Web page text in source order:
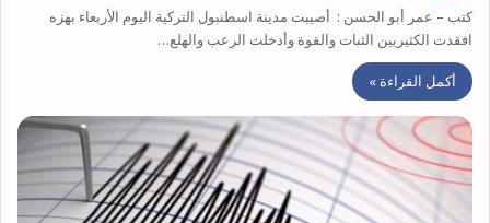
كتب – عمر أبو الحسن : أصيبت مدينة اسطنبول التركية اليوم الأربعاء بهزه
افقدت الكثيريين الثبات والقوة وأدخلت الرعب والهلع…
أكمل القراءة »